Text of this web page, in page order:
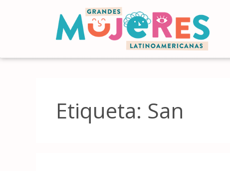
Etiqueta: San